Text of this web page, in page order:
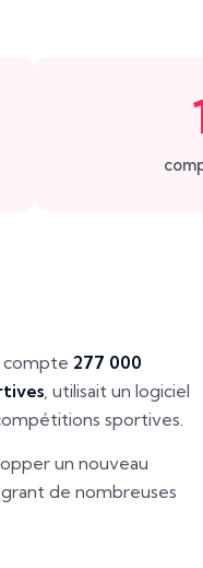
compte 277 000
, utilisait un logiciel
sportives.
un nouveau
de nombreuses